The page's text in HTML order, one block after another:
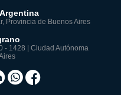
Provincia de Buenos Aires
- 1428 | Ciudad Autónoma